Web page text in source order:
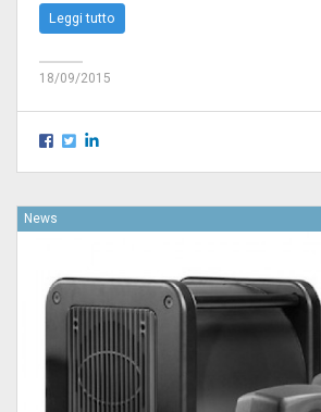
Leggi tutto
18/09/2015
News